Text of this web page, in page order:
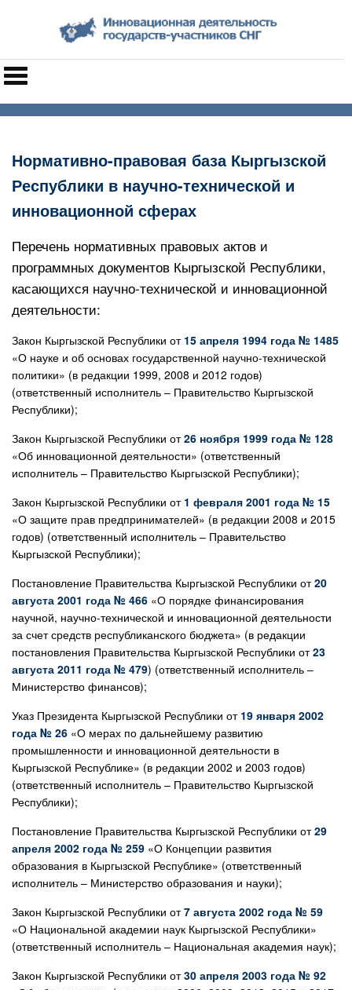
Нормативно-правовая база Кыргызской
Республики в научно-технической и
инновационной сферах
Перечень нормативных правовых актов и
программных документов Кыргызской Республики,
касающихся научно-технической и инновационной
деятельности:
Закон Кыргызской Республики от 15 апреля 1994 года № 1485
«О науке и об основах государственной научно-технической
политики» (в редакции 1999, 2008 и 2012 годов)
(ответственный исполнитель – Правительство Кыргызской
Республики);
Закон Кыргызской Республики от26 ноября 1999 года № 128
«Об инновационной деятельности» (ответственный
исполнитель – Правительство Кыргызской Республики);
Закон Кыргызской Республики от 1 февраля 2001 года № 15
«О защите прав предпринимателей» (в редакции 2008 и 2015
годов) (ответственный исполнитель – Правительство
Кыргызской Республики);
Постановление Правительства Кыргызской Республики от20
августа 2001 года № 466 «О порядке финансирования
научной, научно-технической и инновационной деятельности
за счет средств республиканского бюджета» (в редакции
постановления Правительства Кыргызской Республики от23
августа 2011 года № 479) (ответственный исполнитель –
Министерство финансов);
Указ Президента Кыргызской Республики от 19 января 2002
года № 26 «О мерах по дальнейшему развитию
промышленности и инновационной деятельности в
Кыргызской Республике» (в редакции 2002 и 2003 годов)
(ответственный исполнитель – Правительство Кыргызской
Республики);
Постановление Правительства Кыргызской Республики от29
апреля 2002 года № 259 «О Концепции развития
образования в Кыргызской Республике» (ответственный
исполнитель – Министерство образования и науки);
Закон Кыргызской Республики от7 августа 2002 года № 59
«О Национальной академии наук Кыргызской Республики»
(ответственный исполнитель – Национальная академия наук);
Закон Кыргызской Республики от30 апреля 2003 года № 92